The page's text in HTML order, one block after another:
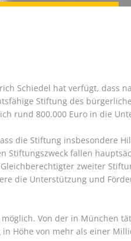
Schiedel hat verfügt, dass
Stiftung des
rund 800.000 Euro in die
die Stiftung insbesondere
Stiftungszweck fallen
zweiter
die Unterstützung und
Von der in München
Höhe von mehr als einer